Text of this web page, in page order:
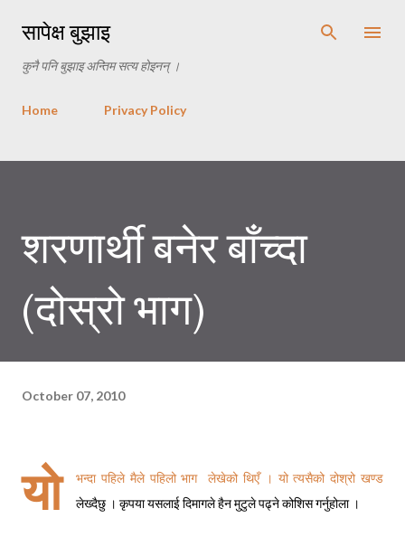
सापेक्ष बुझाइ
कुनै पनि बुझाइ अन्तिम सत्य होइनन् ।
Home Privacy Policy
शरणार्थी बनेर बाँच्दा
(दोस्रो भाग)
October 07, 2010
यो भन्दा पहिले मैले पहिलो भाग
लेखेको थिएँ । यो त्यसैको दोश्रो खण्ड
लेख्दैछु । कृपया यसलाई दिमागले हैन मुटुले पढ्ने कोशिस गर्नुहोला ।